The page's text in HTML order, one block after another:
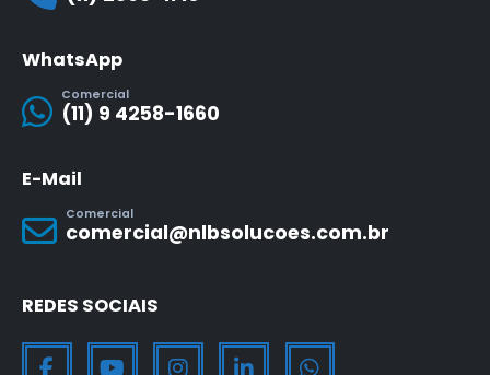
WhatsApp
Comercial
(11) 9 4258-1660
E-Mail
Comercial
comercial@nlbsolucoes.com.br
REDES SOCIAIS